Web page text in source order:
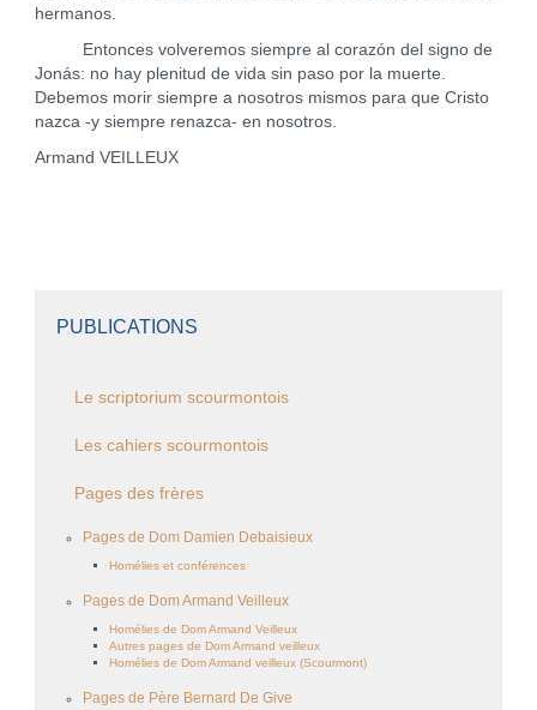
hermanos.
Entonces volveremos siempre al corazón del signo de
Jonás: no hay plenitud de vida sin paso por la muerte.
Debemos morir siempre a nosotros mismos para que Cristo
nazca -y siempre renazca- en nosotros.
Armand VEILLEUX
PUBLICATIONS
Le scriptorium scourmontois
Les cahiers scourmontois
Pages des frères
Pages de Dom Damien Debaisieux
Homélies et conférences
Pages de Dom Armand Veilleux
Homélies de Dom Armand Veilleux
Autres pages de Dom Armand veilleux
Homélies de Dom Armand veilleux (Scourmont)
Pages de Père Bernard De Give